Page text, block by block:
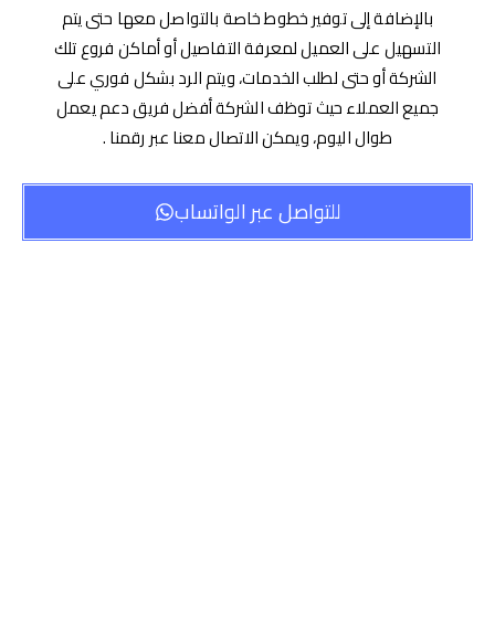
بالإضافة إلى توفير خطوط خاصة بالتواصل معها حتى يتم
التسهيل على العميل لمعرفة التفاصيل أو أماكن فروع تلك
الشركة أو حتى لطلب الخدمات، ويتم الرد بشكل فوري على
جميع العملاء حيث توظف الشركة أفضل فريق دعم يعمل
طوال اليوم، ويمكن الاتصال معنا عبر رقمنا .
للتواصل عبر الواتساب